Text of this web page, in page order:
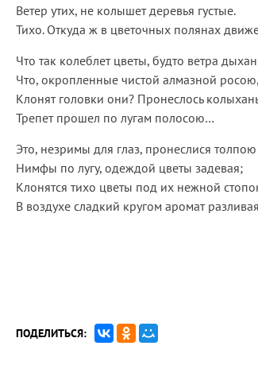
Ветер утих, не колышет деревья густые.
Тихо. Откуда ж в цветочных полянах
Что так колеблет цветы, будто ветра
Что, окропленные чистой алмазной росою,
Клонят головки они? Пронеслось
Трепет прошел по лугам полосою…
Это, незримы для глаз, пронеслися толпою
Нимфы по лугу, одеждой цветы задевая;
Клонятся тихо цветы под их нежной
В воздухе сладкий кругом аромат
ПОДЕЛИТЬСЯ: